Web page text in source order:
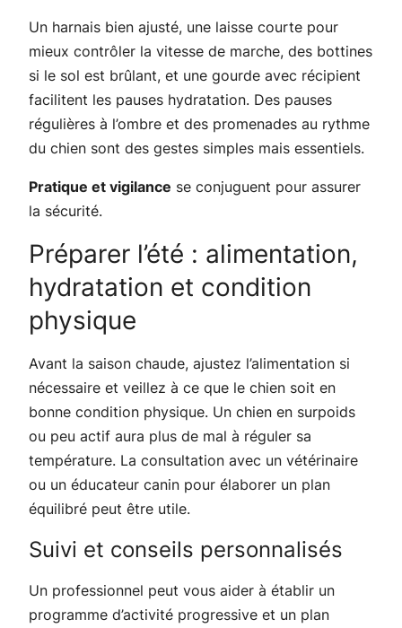
Un harnais bien ajusté, une laisse courte pour
mieux contrôler la vitesse de marche, des bottines
si le sol est brûlant, et une gourde avec récipient
facilitent les pauses hydratation. Des pauses
régulières à l’ombre et des promenades au rythme
du chien sont des gestes simples mais essentiels.
Pratique et vigilance se conjuguent pour assurer
la sécurité.
Préparer l’été : alimentation,
hydratation et condition
physique
Avant la saison chaude, ajustez l’alimentation si
nécessaire et veillez à ce que le chien soit en
bonne condition physique. Un chien en surpoids
ou peu actif aura plus de mal à réguler sa
température. La consultation avec un vétérinaire
ou un éducateur canin pour élaborer un plan
équilibré peut être utile.
Suivi et conseils personnalisés
Un professionnel peut vous aider à établir un
programme d’activité progressive et un plan